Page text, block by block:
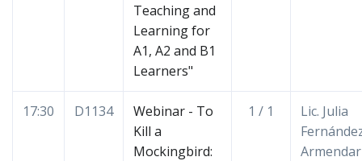
Teaching and
Learning for
A1, A2 and B1
Learners"
17:30 D1134
Webinar - To
Kill a
Mockingbird:
1 / 1
Lic. Julia